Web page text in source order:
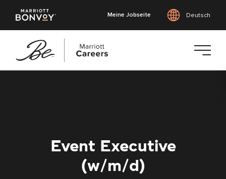
Meine Jobseite Deutsch
Event Executive
(w/m/d)